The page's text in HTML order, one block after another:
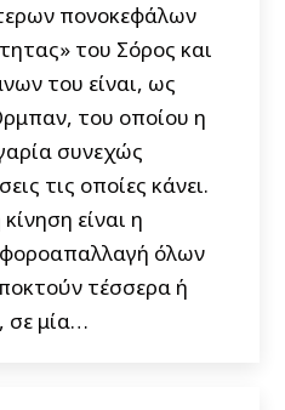
πονοκεφάλων
του Σόρος και
του είναι, ως
του οποίου η
συνεχώς
τις οποίες κάνει.
είναι η
όλων
τέσσερα ή
σε μία…